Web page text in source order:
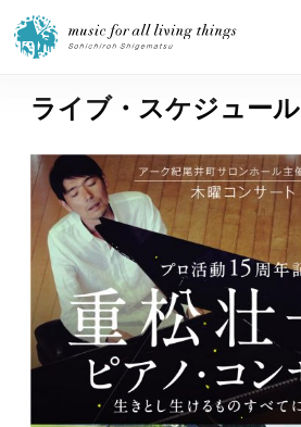
ホーム
ニュース
テーマ
ライブ・スケジュール
作品
オンライン・ショップ
ライブ・スケジュール